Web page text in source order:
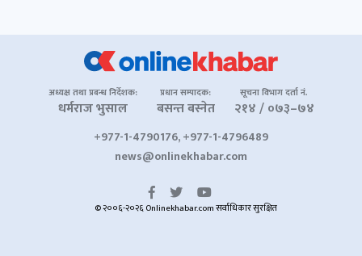
अध्यक्ष तथा प्रबन्ध निर्देशक:
धर्मराज भुसाल
प्रधान सम्पादक:
बसन्त बस्नेत
सूचना विभाग दर्ता नं.
२१४ / ०७३–७४
+977-1-4790176, +977-1-4796489
news@onlinekhabar.com
© २००६-२०२६ Onlinekhabar.com सर्वाधिकार सुरक्षित